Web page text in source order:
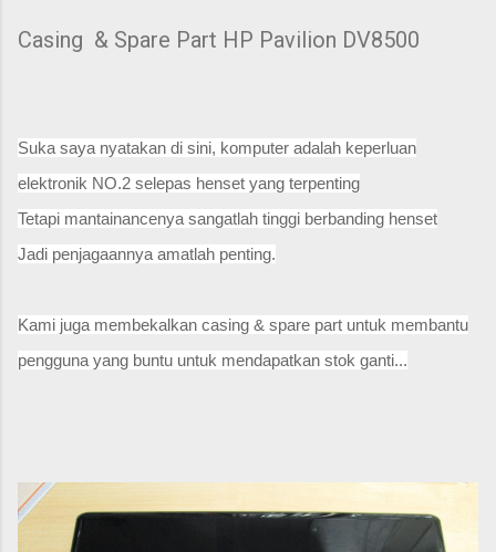
Casing & Spare Part HP Pavilion DV8500
Suka saya nyatakan di sini, komputer adalah keperluan
elektronik NO.2 selepas henset yang terpenting
Tetapi mantainancenya sangatlah tinggi berbanding henset
Jadi penjagaannya amatlah penting.
Kami juga membekalkan casing & spare part untuk membantu
pengguna yang buntu untuk mendapatkan stok ganti...